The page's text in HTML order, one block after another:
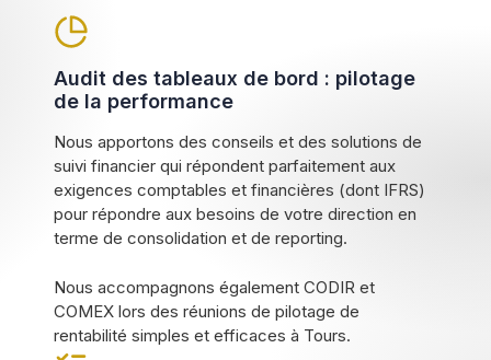
Audit des tableaux de bord : pilotage
de la performance
Nous apportons des conseils et des solutions de
suivi financier qui répondent parfaitement aux
exigences comptables et financières (dont IFRS)
pour répondre aux besoins de votre direction en
terme de consolidation et de reporting.
Nous accompagnons également CODIR et
COMEX lors des réunions de pilotage de
rentabilité simples et efficaces à Tours.